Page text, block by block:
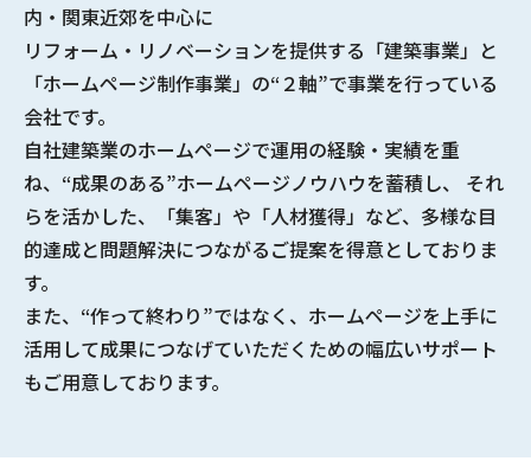
内・関東近郊を中心に
リフォーム・リノベーションを提供する 「建築事業」と
「ホームページ制作事業」の“２軸”で事業を行っている
会社です。
自社建築業のホームページで運用の経験・実績を重
ね、 “成果のある”ホームページノウハウを蓄積し、 それ
らを活かした、「集客」や「人材獲得」など、多様な目
的達成と問題解決につながるご提案を得意としておりま
す。
また、“作って終わり”ではなく、ホームページを上手に
活用して成果につなげていただくための幅広いサポート
もご用意しております。